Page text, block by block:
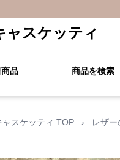
ャスケッティ
品 商品を検索
ャスケッティ TOP › レザー